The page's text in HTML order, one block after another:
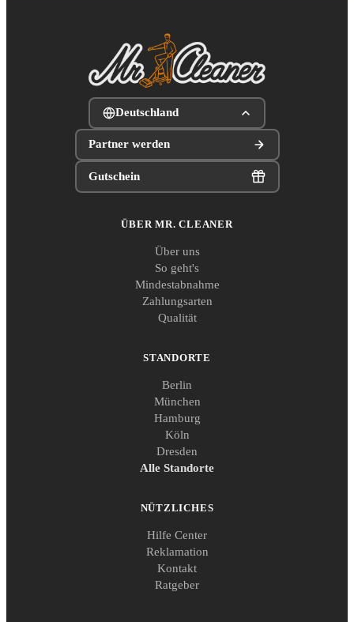
Deutschland
Partner werden
Gutschein
ÜBER MR. CLEANER
Über uns
So geht's
Mindestabnahme
Zahlungsarten
Qualität
STANDORTE
Berlin
München
Hamburg
Köln
Dresden
Alle Standorte
NÜTZLICHES
Hilfe Center
Reklamation
Kontakt
Ratgeber